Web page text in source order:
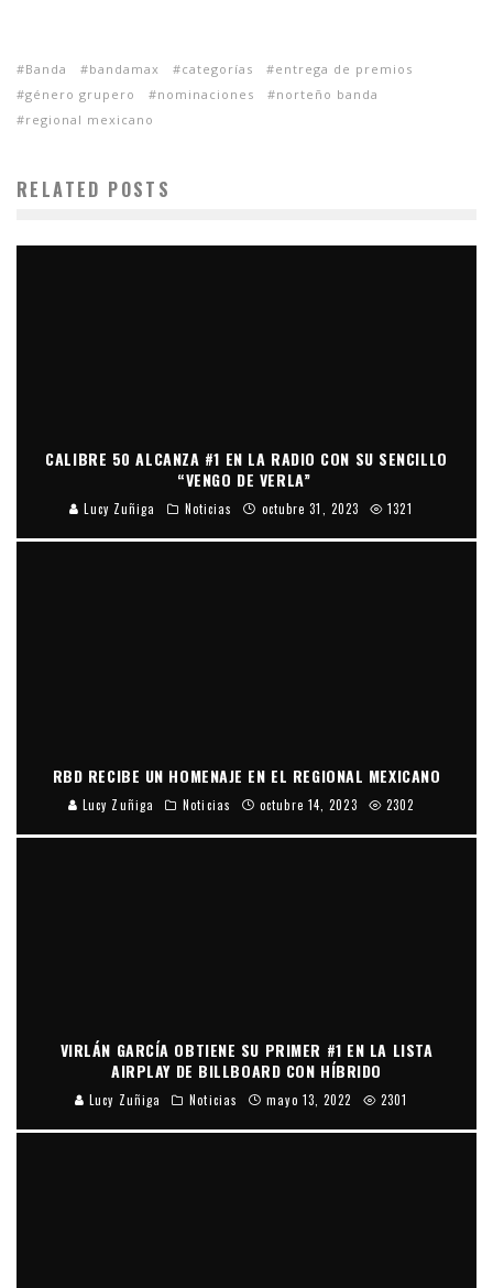
Banda bandamax categorías
entrega de premios
género grupero
nominaciones
norteño banda
regional mexicano
RELATED POSTS
CALIBRE 50 ALCANZA #1 EN LA RADIO CON SU SENCILLO
“VENGO DE VERLA”
Lucy Zuñiga Noticias octubre 31, 2023 1321
RBD RECIBE UN HOMENAJE EN EL REGIONAL MEXICANO
Lucy Zuñiga Noticias octubre 14, 2023 2302
VIRLÁN GARCÍA OBTIENE SU PRIMER #1 EN LA LISTA
AIRPLAY DE BILLBOARD CON HÍBRIDO
Lucy Zuñiga Noticias mayo 13, 2022 2301